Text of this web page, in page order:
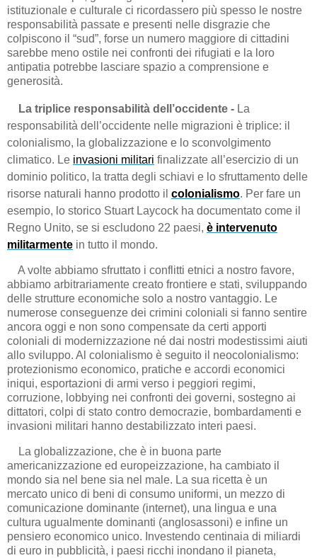
istituzionale e culturale ci ricordassero più spesso le nostre
responsabilità passate e presenti nelle disgrazie che
colpiscono il “sud”, forse un numero maggiore di cittadini
sarebbe meno ostile nei confronti dei rifugiati e la loro
antipatia potrebbe lasciare spazio a comprensione e
generosità.
La triplice responsabilità dell’occidente - La
responsabilità dell’occidente nelle migrazioni è triplice: il
colonialismo, la globalizzazione e lo sconvolgimento
climatico. Le invasioni militari finalizzate all’esercizio di un
dominio politico, la tratta degli schiavi e lo sfruttamento delle
risorse naturali hanno prodotto il colonialismo. Per fare un
esempio, lo storico Stuart Laycock ha documentato come il
Regno Unito, se si escludono 22 paesi, è intervenuto
militarmente in tutto il mondo.
A volte abbiamo sfruttato i conflitti etnici a nostro favore,
abbiamo arbitrariamente creato frontiere e stati, sviluppando
delle strutture economiche solo a nostro vantaggio. Le
numerose conseguenze dei crimini coloniali si fanno sentire
ancora oggi e non sono compensate da certi apporti
coloniali di modernizzazione né dai nostri modestissimi aiuti
allo sviluppo. Al colonialismo è seguito il neocolonialismo:
protezionismo economico, pratiche e accordi economici
iniqui, esportazioni di armi verso i peggiori regimi,
corruzione, lobbying nei confronti dei governi, sostegno ai
dittatori, colpi di stato contro democrazie, bombardamenti e
invasioni militari hanno destabilizzato interi paesi.
La globalizzazione, che è in buona parte
americanizzazione ed europeizzazione, ha cambiato il
mondo sia nel bene sia nel male. La sua ricetta è un
mercato unico di beni di consumo uniformi, un mezzo di
comunicazione dominante (internet), una lingua e una
cultura ugualmente dominanti (anglosassoni) e infine un
pensiero economico unico. Investendo centinaia di miliardi
di euro in pubblicità, i paesi ricchi inondano il pianeta,